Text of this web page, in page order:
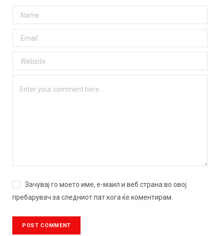
Зачувај го моето име, е-маил и веб страна во овој
пребарувач за следниот пат кога ќе коментирам.